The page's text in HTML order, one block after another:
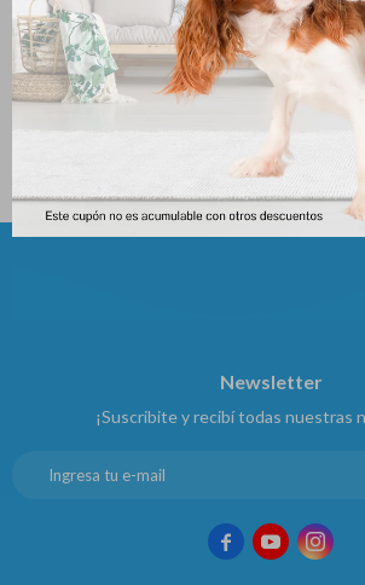
Gotero 2uni Animal Planet
$261
Newsletter
¡Suscribite y recibí todas nuestras
  